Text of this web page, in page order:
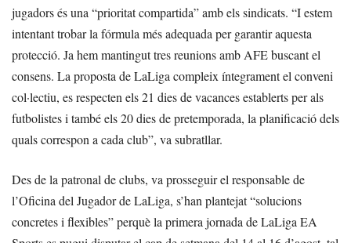
jugadors és una “prioritat compartida” amb els sindicats. “I estem
intentant trobar la fórmula més adequada per garantir aquesta
protecció. Ja hem mantingut tres reunions amb AFE buscant el
consens. La proposta de LaLiga compleix íntegrament el conveni
col·lectiu, es respecten els 21 dies de vacances establerts per als
futbolistes i també els 20 dies de pretemporada, la planificació dels
quals correspon a cada club”, va subratllar.
Des de la patronal de clubs, va prosseguir el responsable de
l’Oficina del Jugador de LaLiga, s’han plantejat “solucions
concretes i flexibles” perquè la primera jornada de LaLiga EA